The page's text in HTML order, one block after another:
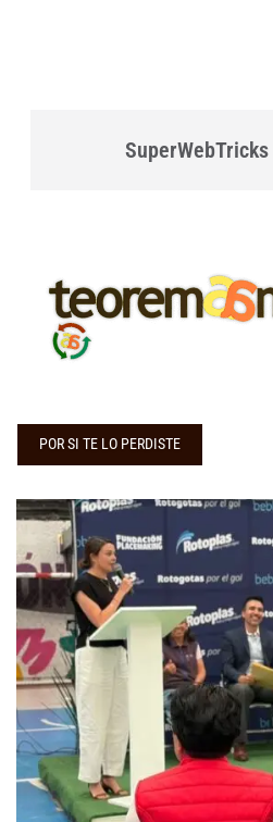
SuperWebTricks
POR SI TE LO PERDISTE